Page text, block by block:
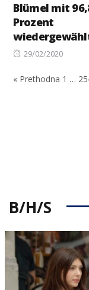
Blümel mit
Prozent
Posted
29/02/2020
« Prethodna 1 …
B/H/S